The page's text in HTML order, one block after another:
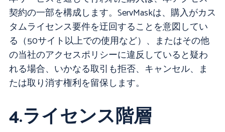
契約の一部を構成します。ServMaskは、購入がカス
タムライセンス要件を迂回することを意図してい
る（50サイト以上での使用など）、またはその他
の当社のアクセスポリシーに違反していると疑わ
れる場合、いかなる取引も拒否、キャンセル、ま
たは取り消す権利を留保します。
4.ライセンス階層